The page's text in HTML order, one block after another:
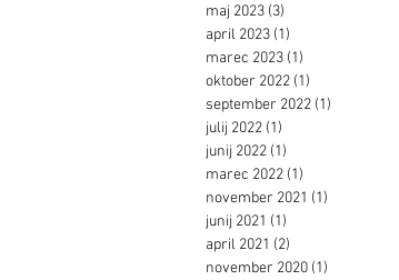
maj 2023 (3)
april 2023 (1)
marec 2023 (1)
oktober 2022 (1)
september 2022 (1)
julij 2022 (1)
junij 2022 (1)
marec 2022 (1)
november 2021 (1)
junij 2021 (1)
april 2021 (2)
november 2020 (1)